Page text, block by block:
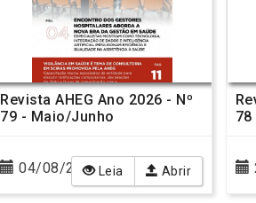
Revista AHEG Ano 2026 - Nº
79 - Maio/Junho
04/08/2026Leia Abrir